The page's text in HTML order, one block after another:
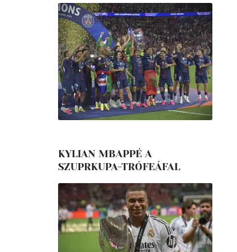
KYLIAN MBAPPÉ A
SZUPRKUPA-TRÓFEÁFAL